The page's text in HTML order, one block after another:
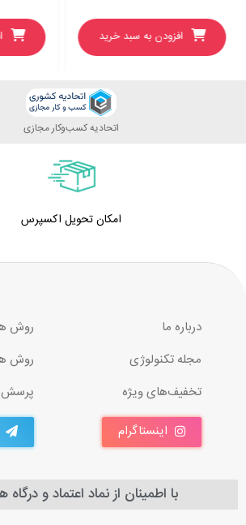
افزودن به سبد خرید
اتحادیه کسب‌وکار مجازی
امکان تحویل اکسپرس
درباره ما
مجله تکنولوژی
تخفیف‌های ویژه
اینستاگرام
روش
روش
پرسش
با اطمینان از نماد اعتماد و